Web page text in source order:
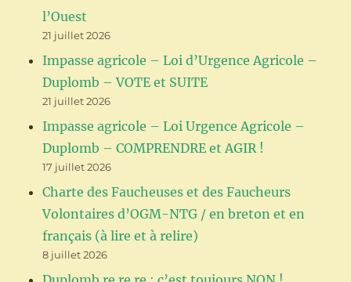
l’Ouest
21 juillet 2026
Impasse agricole – Loi d’Urgence Agricole –
Duplomb – VOTE et SUITE
21 juillet 2026
Impasse agricole – Loi Urgence Agricole –
Duplomb – COMPRENDRE et AGIR !
17 juillet 2026
Charte des Faucheuses et des Faucheurs
Volontaires d’OGM-NTG / en breton et en
français (à lire et à relire)
8 juillet 2026